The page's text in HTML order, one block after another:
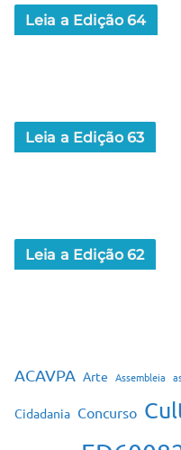
Leia a Edição 64
Leia a Edição 63
Leia a Edição 62
ACAVPA Arte Assembleia
Cidadania Concurso